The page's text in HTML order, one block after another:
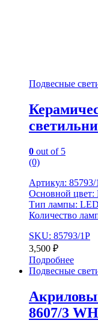
Подвесные
0 out of 5
(0)
Артикул: 85793/
Основной цвет:
Тип лампы:
Количество
SKU: 85793/1P
3,500 ₽
Подробнее
Подвесные
8607/3